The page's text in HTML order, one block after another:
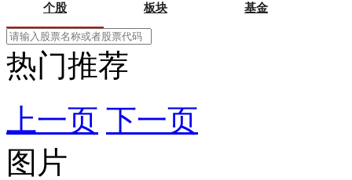
个股 板块 基金
热门推荐
上一页 下一页
图片